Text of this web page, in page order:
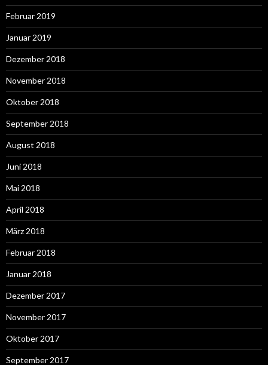
Februar 2019
Januar 2019
Dezember 2018
November 2018
Oktober 2018
September 2018
August 2018
Juni 2018
Mai 2018
April 2018
März 2018
Februar 2018
Januar 2018
Dezember 2017
November 2017
Oktober 2017
September 2017